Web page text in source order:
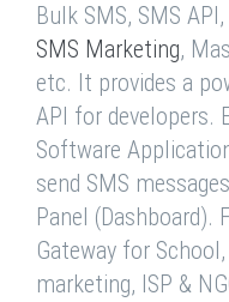
Bulk SMS, SMS
SMS Marketing,
etc. It provides a
API for developers.
Software
send SMS
Panel (Dashboard).
Gateway for
marketing, ISP &